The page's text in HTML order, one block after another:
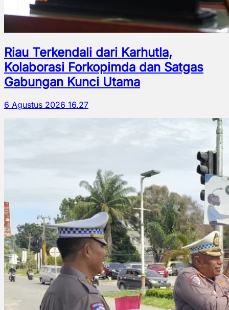
Riau Terkendali dari Karhutla,
Kolaborasi Forkopimda dan Satgas
Gabungan Kunci Utama
6 Agustus 2026 16.27